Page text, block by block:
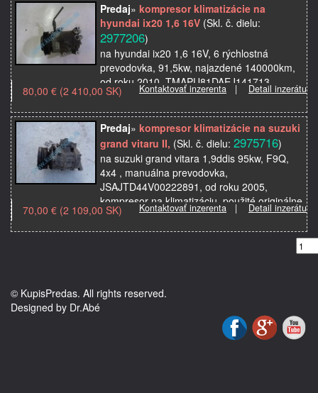
Predaj» kompresor klimatizácie na
hyundai ix20 1,6 16V (Skl. č. dielu:
2977206)
na hyundai ix20 1,6 16V, 6 rýchlostná
prevodovka, 91,5kw, najazdené 140000km,
od roku 2010, TMAPU81DAEJ141713,
kompresor na kimatizáciu, použité originálne
autosúčiastky z autov…
Kontaktovať inzerenta | Detail inzerátu
80,00 € (2 410,00 SK)
Predaj» kompresor klimatizácie na suzuki
grand vitaru II, (Skl. č. dielu: 2975716)
na suzuki grand vitara 1,9ddis 95kw, F9Q,
4x4 , manuálna prevodovka,
JSAJTD44V00222891, od roku 2005,
kompresor na klimatizáciu, použité originálne
autosúčiastky z autovrakovisk…
Kontaktovať inzerenta | Detail inzerátu
70,00 € (2 109,00 SK)
© KupisPredas. All rights reserved.
Designed by Dr.Abé